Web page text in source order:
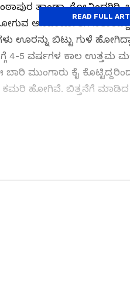
ತಾಂಡಾ,
ಅನಿವಾರ್ಯತೆಗೆ
ಊರನ್ನು ಬಿಟ್ಟು ಗುಳೆ
4-5 ವರ್ಷಗಳ ಕಾಲ
ಬಾರಿ ಮುಂಗಾರು ಕೈ
ಕಮರಿ ಹೋಗಿವೆ. ಬಿತ್ತನೆಗೆ ಮಾಡಿದ
READ FULL
updates and